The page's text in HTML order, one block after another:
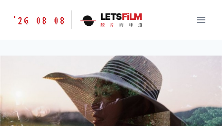
胶
LETSFILM
'26 08 08 LETSFiLM
胶 片 的 味 道